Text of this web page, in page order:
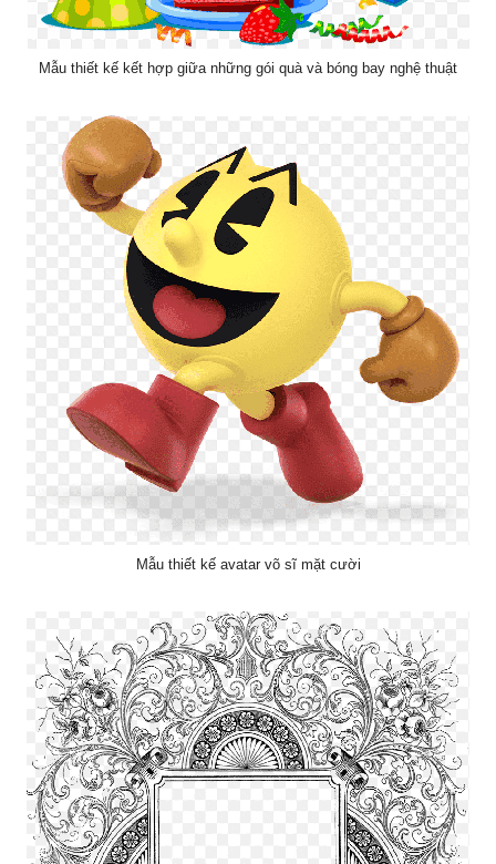
Mẫu thiết kế kết hợp giữa những gói quà và bóng bay nghệ thuật
Mẫu thiết kế avatar võ sĩ mặt cười